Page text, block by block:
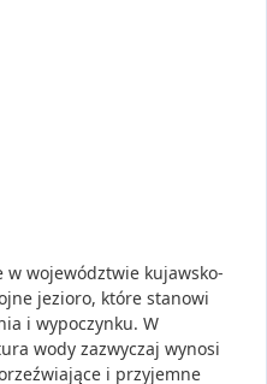
w województwie kujawsko-
jezioro, które stanowi
i wypoczynku. W
wody zazwyczaj wynosi
i przyjemne